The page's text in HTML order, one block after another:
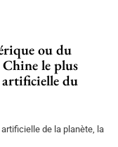
ou du
le plus
du
de la planète, la